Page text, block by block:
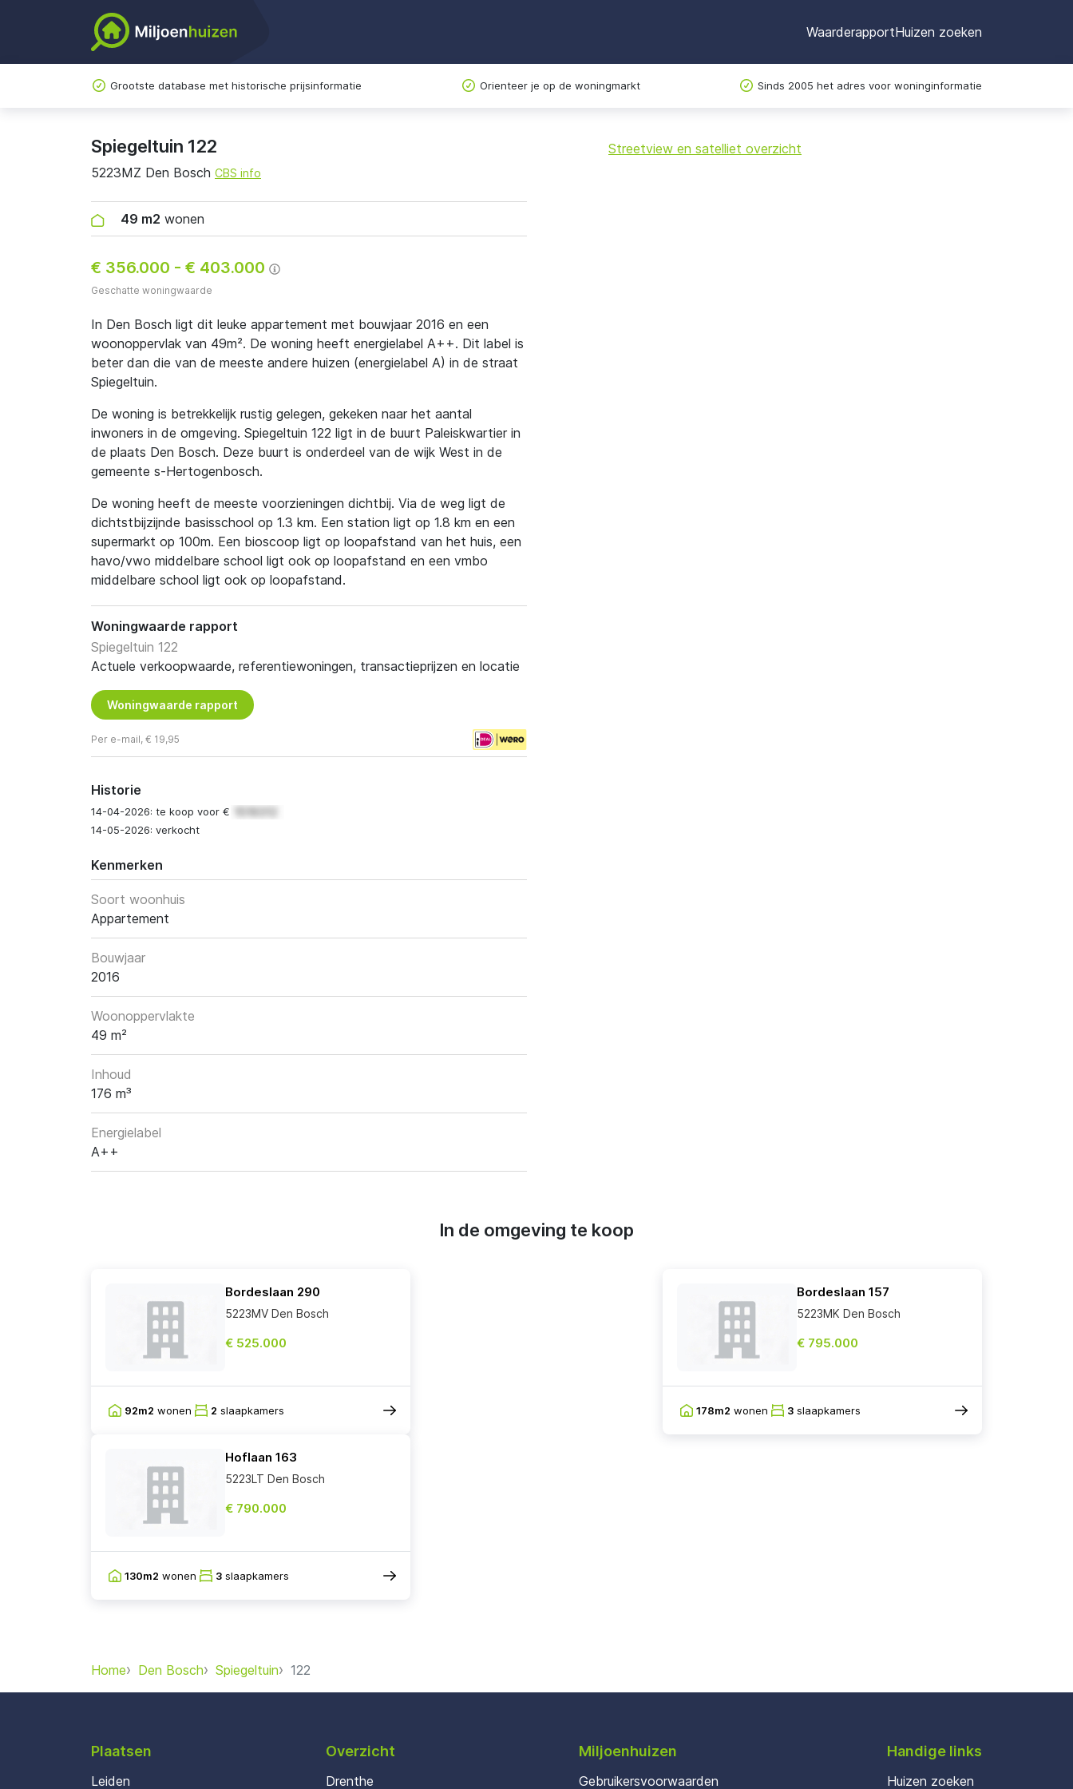
WaarderapportHuizen zoeken
Grootste database met historische prijsinformatie Orienteer je op de woningmarkt Sinds 2005 het adres voor woninginformatie
Spiegeltuin 122
5223MZ Den Bosch CBS info
49 m2 wonen
€ 356.000 - € 403.000
Geschatte woningwaarde
In Den Bosch ligt dit leuke appartement met bouwjaar 2016 en een
woonoppervlak van 49m². De woning heeft energielabel A++. Dit label is
beter dan die van de meeste andere huizen (energielabel A) in de straat
Spiegeltuin.
De woning is betrekkelijk rustig gelegen, gekeken naar het aantal
inwoners in de omgeving. Spiegeltuin 122 ligt in de buurt Paleiskwartier in
de plaats Den Bosch. Deze buurt is onderdeel van de wijk West in de
gemeente s-Hertogenbosch.
De woning heeft de meeste voorzieningen dichtbij. Via de weg ligt de
dichtstbijzijnde basisschool op 1.3 km. Een station ligt op 1.8 km en een
supermarkt op 100m. Een bioscoop ligt op loopafstand van het huis, een
havo/vwo middelbare school ligt ook op loopafstand en een vmbo
middelbare school ligt ook op loopafstand.
Woningwaarde rapport
Spiegeltuin 122
Actuele verkoopwaarde, referentiewoningen, transactieprijzen en locatie
Woningwaarde rapport
Per e-mail, € 19,95
Historie
14-04-2026: te koop voor €
14-05-2026: verkocht
Kenmerken
Soort woonhuis
Appartement
Bouwjaar
2016
Woonoppervlakte
49 m²
Inhoud
176 m³
Energielabel
A++
+
Streetview en satelliet overzicht
In de omgeving te koop
Bordeslaan 290
5223MV Den Bosch
€ 525.000
92m2 wonen 2 slaapkamers
Bordeslaan 157
5223MK Den Bosch
€ 795.000
178m2 wonen 3 slaapkamers
Hoflaan 163
5223LT Den Bosch
€ 790.000
130m2 wonen 3 slaapkamers
Home Den Bosch Spiegeltuin 122
Plaatsen
Leiden
Overzicht
Drenthe
Miljoenhuizen
Gebruikersvoorwaarden
Handige links
Huizen zoeken